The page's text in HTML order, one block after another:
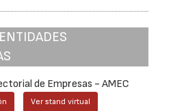
de Empresas - AMEC
Ver stand virtual